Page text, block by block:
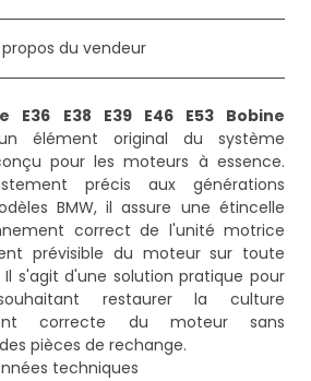
propos du vendeur
E36 E38 E39 E46 E53 Bobine
élément original du système
pour les moteurs à essence.
précis aux générations
BMW, il assure une étincelle
correct de l'unité motrice
prévisible du moteur sur toute
s'agit d'une solution pratique pour
restaurer la culture
correcte du moteur sans
pièces de rechange.
techniques